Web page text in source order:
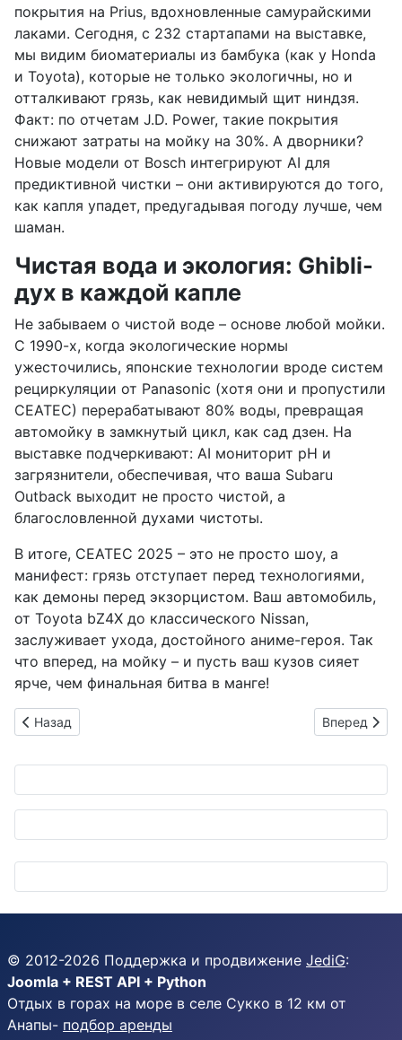
покрытия на Prius, вдохновленные самурайскими
лаками. Сегодня, с 232 стартапами на выставке,
мы видим биоматериалы из бамбука (как у Honda
и Toyota), которые не только экологичны, но и
отталкивают грязь, как невидимый щит ниндзя.
Факт: по отчетам J.D. Power, такие покрытия
снижают затраты на мойку на 30%. А дворники?
Новые модели от Bosch интегрируют AI для
предиктивной чистки – они активируются до того,
как капля упадет, предугадывая погоду лучше, чем
шаман.
Чистая вода и экология: Ghibli-
дух в каждой капле
Не забываем о чистой воде – основе любой мойки.
С 1990-х, когда экологические нормы
ужесточились, японские технологии вроде систем
рециркуляции от Panasonic (хотя они и пропустили
CEATEC) перерабатывают 80% воды, превращая
автомойку в замкнутый цикл, как сад дзен. На
выставке подчеркивают: AI мониторит pH и
загрязнители, обеспечивая, что ваша Subaru
Outback выходит не просто чистой, а
благословленной духами чистоты.
В итоге, CEATEC 2025 – это не просто шоу, а
манифест: грязь отступает перед технологиями,
как демоны перед экзорцистом. Ваш автомобиль,
от Toyota bZ4X до классического Nissan,
заслуживает ухода, достойного аниме-героя. Так
что вперед, на мойку – и пусть ваш кузов сияет
ярче, чем финальная битва в манге!
Предыдущий: Honda ускоряет зеленую революцию: 2,6
Назад Следующий:
Вперед
© 2012-2026 Поддержка и продвижение JediG:
Joomla + REST API + Python
Отдых в горах на море в селе Сукко в 12 км от
Анапы- подбор аренды